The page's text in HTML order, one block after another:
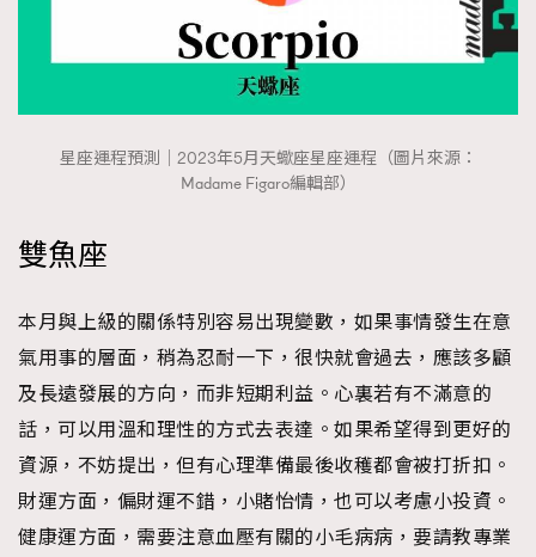
星座運程預測｜2023年5月天蠍座星座運程（圖片來源：
Madame Figaro編輯部）
雙魚座
本月與上級的關係特別容易出現變數，如果事情發生在意
氣用事的層面，稍為忍耐一下，很快就會過去，應該多顧
及長遠發展的方向，而非短期利益。心裏若有不滿意的
話，可以用溫和理性的方式去表達。如果希望得到更好的
資源，不妨提出，但有心理準備最後收穫都會被打折扣。
財運方面，偏財運不錯，小賭怡情，也可以考慮小投資。
健康運方面，需要注意血壓有關的小毛病病，要請教專業